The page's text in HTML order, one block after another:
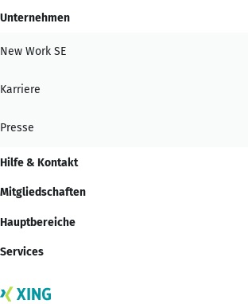
Unternehmen
New Work SE
Karriere
Presse
Hilfe & Kontakt
Mitgliedschaften
Hauptbereiche
Services